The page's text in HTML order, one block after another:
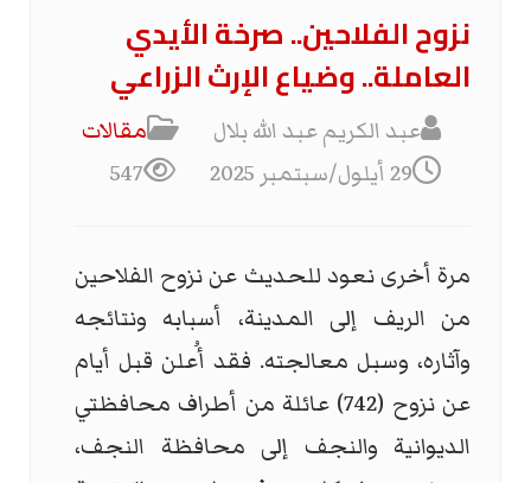
نزوح الفلاحين.. صرخة الأيدي
العاملة.. وضياع الإرث الزراعي
عبد الكريم عبد الله بلال
مقالات
29 أيلول/سبتمبر 2025
547
مرة أخرى نعود للحديث عن نزوح الفلاحين
من الريف إلى المدينة، أسبابه ونتائجه
وآثاره، وسبل معالجته. فقد أُعلن قبل أيام
عن نزوح (742) عائلة من أطراف محافظتي
الديوانية والنجف إلى محافظة النجف،